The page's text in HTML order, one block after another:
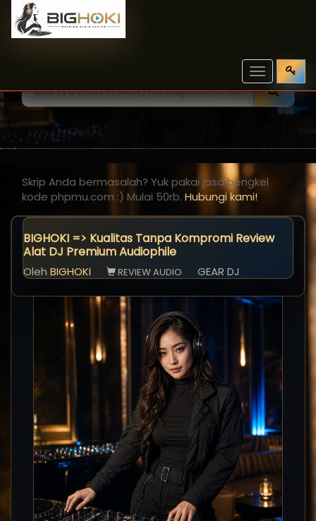
Toggle
navigation
Skrip Anda bermasalah? Yuk pakai jasa bengkel
kode phpmu.com :) Mulai 50rb. Hubungi kami!
BIGHOKI => Kualitas Tanpa Kompromi Review
Alat DJ Premium Audiophile
Oleh BIGHOKI REVIEW AUDIO GEAR DJ